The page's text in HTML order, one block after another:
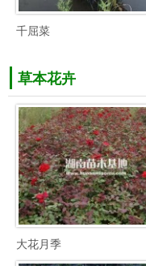
千屈菜
草本花卉
大花月季